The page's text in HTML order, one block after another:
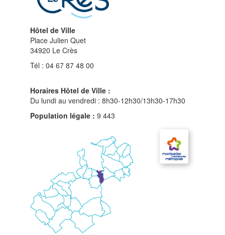
Hôtel de Ville
Place Julien Quet
34920 Le Crès
Tél : 04 67 87 48 00
Horaires Hôtel de Ville :
Du lundi au vendredi : 8h30-12h30/13h30-17h30
Population légale : 9 443